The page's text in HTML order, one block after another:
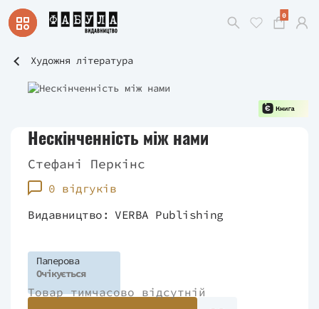
0
Художня література
Нескінченність між нами
Стефані Перкінс
0 відгуків
Видавництво: VERBA Publishing
Паперова
Очікується
Товар тимчасово відсутній